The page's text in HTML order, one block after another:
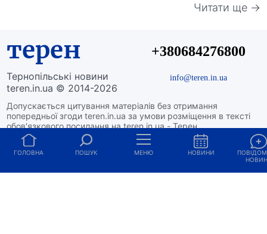
Читати ще →
терен
Тернопільські новини
teren.in.ua © 2014-2026
Допускається цитування матеріалів без отримання
попередньої згоди teren.in.ua за умови розміщення в тексті
обов'язкового посилання на teren.in.ua - Терен.
Для інтернет-видань обов'язкове розміщення прямого,
відкритого для пошукових систем гіперпосилання на
цитовані статті не нижче другого абзацу в тексті або в якості
+380684276800
info@teren.in.ua
ГОЛОВНА ПОШУК МЕНЮ НОВИНИ